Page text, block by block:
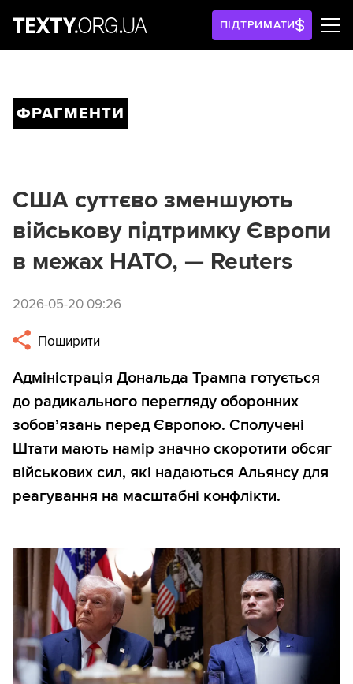
ПІДТРИМАТИ
ФРАГМЕНТИ
США суттєво зменшують
військову підтримку Європи
в межах НАТО, — Reuters
2026-05-20 09:26
Поширити
Адміністрація Дональда Трампа готується
до радикального перегляду оборонних
зобов’язань перед Європою. Сполучені
Штати мають намір значно скоротити обсяг
військових сил, які надаються Альянсу для
реагування на масштабні конфлікти.